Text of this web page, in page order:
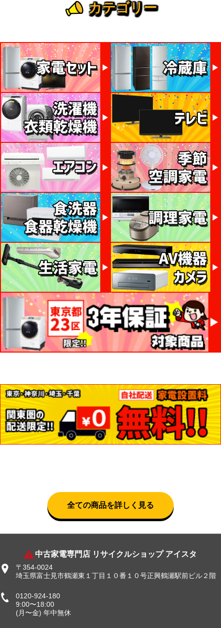
カテゴリー
全ての商品を詳しく見る
中古家電専門店 リサイクルショップ アイスタ
〒354-0024
埼玉県富士見市鶴瀬東１丁目１０番１０号正興鶴瀬駅前ビル２階
0120-924-180
9:00〜18:00
(月〜金) 年中無休